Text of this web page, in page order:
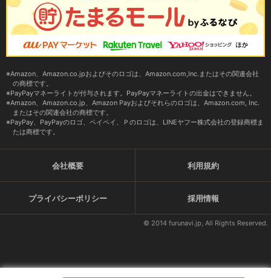
Amazon、Amazon.co.jpおよびそのロゴは、Amazon.com,Inc.またはその関連会社
の商標です。
PayPayマネーライトが付与されます。PayPayマネーライトの出金はできません。
Amazon、Amazon.co.jp、Amazon Payおよびそれらのロゴは、Amazon.com, Inc.
またはその関連会社の商標です。
PayPay、PayPayのロゴ、ペイペイ、Ｐのロゴは、LINEヤフー株式会社の登録商標ま
たは商標です。
会社概要 利用規約
プライバシーポリシー 採用情報
© 2014 furunavi.jp, All Rights Reserved.